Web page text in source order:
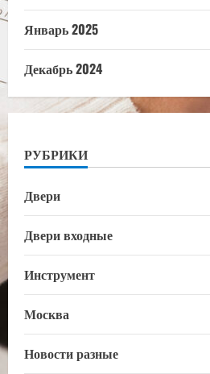
Январь 2025
Декабрь 2024
РУБРИКИ
Двери
Двери входные
Инструмент
Москва
Новости разные